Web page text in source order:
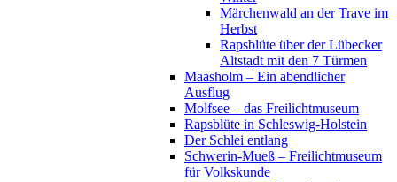
Märchenwald an der Trave im
Herbst
Rapsblüte über der Lübecker
Altstadt mit den 7 Türmen
Maasholm – Ein abendlicher
Ausflug
Molfsee – das Freilichtmuseum
Rapsblüte in Schleswig-Holstein
Der Schlei entlang
Schwerin-Mueß – Freilichtmuseum
für Volkskunde